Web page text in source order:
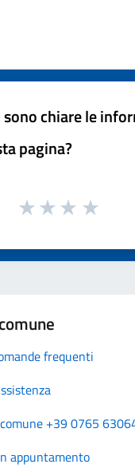
sono chiare le
pagina?
frequenti
+39 0765
appuntamento